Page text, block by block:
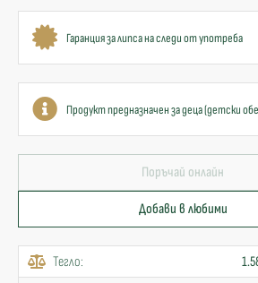
Гаранция за липса на следи от употреба
Продукт предназначен за деца (детски
Поръчай онлайн
Добави в любими
Тегло: